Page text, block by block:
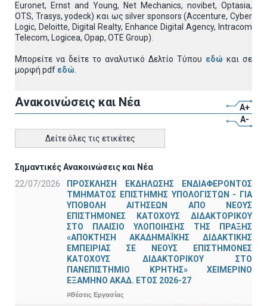
Euronet, Ernst and Young, Net Mechanics, novibet, Optasia,
OTS, Trasys, yodeck) και ως silver sponsors (Accenture, Cyber
Logic, Deloitte, Digital Realty, Enhance Digital Agency, Intracom
Telecom, Logicea, Opap, OTE Group).
Μπορείτε να δείτε το αναλυτικό Δελτίο Τύπου εδώ και σε
μορφή pdf εδώ
Ανακοινώσεις και Νέα
A+
A-
Δείτε όλες τις ετικέτες
Σημαντικές Ανακοινώσεις και Νέα
22/07/2026
ΠΡΟΣΚΛΗΣΗ ΕΚΔΗΛΩΣΗΣ ΕΝΔΙΑΦΕΡΟΝΤΟΣ
ΤΜΗΜΑΤΟΣ ΕΠΙΣΤΗΜΗΣ ΥΠΟΛΟΓΙΣΤΩΝ - ΓΙΑ
ΥΠΟΒΟΛΗ ΑΙΤΗΣΕΩΝ ΑΠΟ ΝΕΟΥΣ
ΕΠΙΣΤΗΜΟΝΕΣ ΚΑΤΟΧΟΥΣ ΔΙΔΑΚΤΟΡΙΚΟΥ
ΣΤΟ ΠΛΑΙΣΙΟ ΥΛΟΠΟΙΗΣΗΣ ΤΗΣ ΠΡΑΞΗΣ
«ΑΠΟΚΤΗΣΗ ΑΚΑΔΗΜΑΪΚΗΣ ΔΙΔΑΚΤΙΚΗΣ
ΕΜΠΕΙΡΙΑΣ ΣΕ ΝΕΟΥΣ ΕΠΙΣΤΗΜΟΝΕΣ
ΚΑΤΟΧΟΥΣ ΔΙΔΑΚΤΟΡΙΚΟΥ ΣΤΟ
ΠΑΝΕΠΙΣΤΗΜΙΟ ΚΡΗΤΗΣ» ΧΕΙΜΕΡΙΝΟ
ΕΞΑΜΗΝΟ ΑΚΑΔ. ΕΤΟΣ 2026-27
#Θέσεις Εργασίας